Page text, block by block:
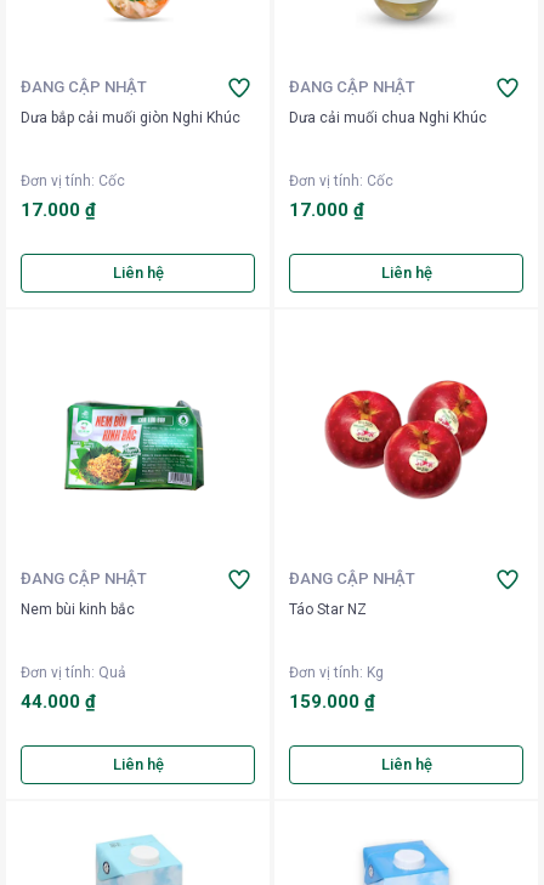
ĐANG CẬP NHẬT
Dưa bắp cải muối giòn Nghi Khúc
Đơn vị tính: Cốc
17.000 ₫
Liên hệ
ĐANG CẬP NHẬT
Dưa cải muối chua Nghi Khúc
Đơn vị tính: Cốc
17.000 ₫
Liên hệ
ĐANG CẬP NHẬT
Nem bùi kinh bắc
Đơn vị tính: Quả
44.000 ₫
Liên hệ
ĐANG CẬP NHẬT
Táo Star NZ
Đơn vị tính: Kg
159.000 ₫
Liên hệ